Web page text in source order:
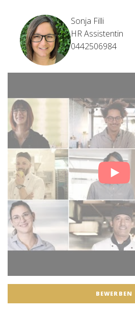
Sonja Filli
HR Assistentin
0442506984
BEWERBEN